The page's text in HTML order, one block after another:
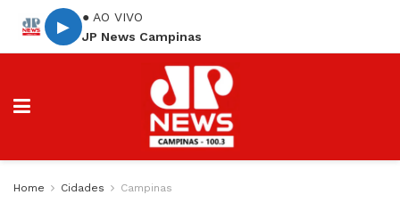
▶
● AO VIVO
JP News Campinas
Home Cidades Campinas